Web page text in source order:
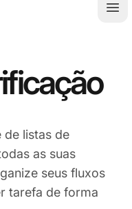
de listas de
as suas
seus fluxos
tarefa de forma